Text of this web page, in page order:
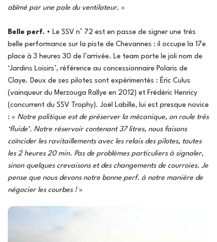
abîmé par une pale du ventilateur. »
Belle perf. • Le SSV n° 72 est en passe de signer une très
belle performance sur la piste de Chevannes : il occupe la 17e
place à 3 heures 30 de l’arrivée. Le team porte le joli nom de
‘Jardins Loisirs’, référence au concessionnaire Polaris de
Claye. Deux de ses pilotes sont expérimentés : Éric Culus
(vainqueur du Merzouga Rallye en 2012) et Frédéric Henricy
(concurrent du SSV Trophy). Joël Labille, lui est presque novice
: « Notre politique est de préserver la mécanique, on roule très
‘fluide’. Notre réservoir contenant 37 litres, nous faisons
coïncider les ravitaillements avec les relais des pilotes, toutes
les 2 heures 20 min. Pas de problèmes particuliers à signaler,
sinon quelques crevaisons et des changements de courroies. Je
pense que nous devons notre bonne perf. à notre manière de
négocier les courbes ! »